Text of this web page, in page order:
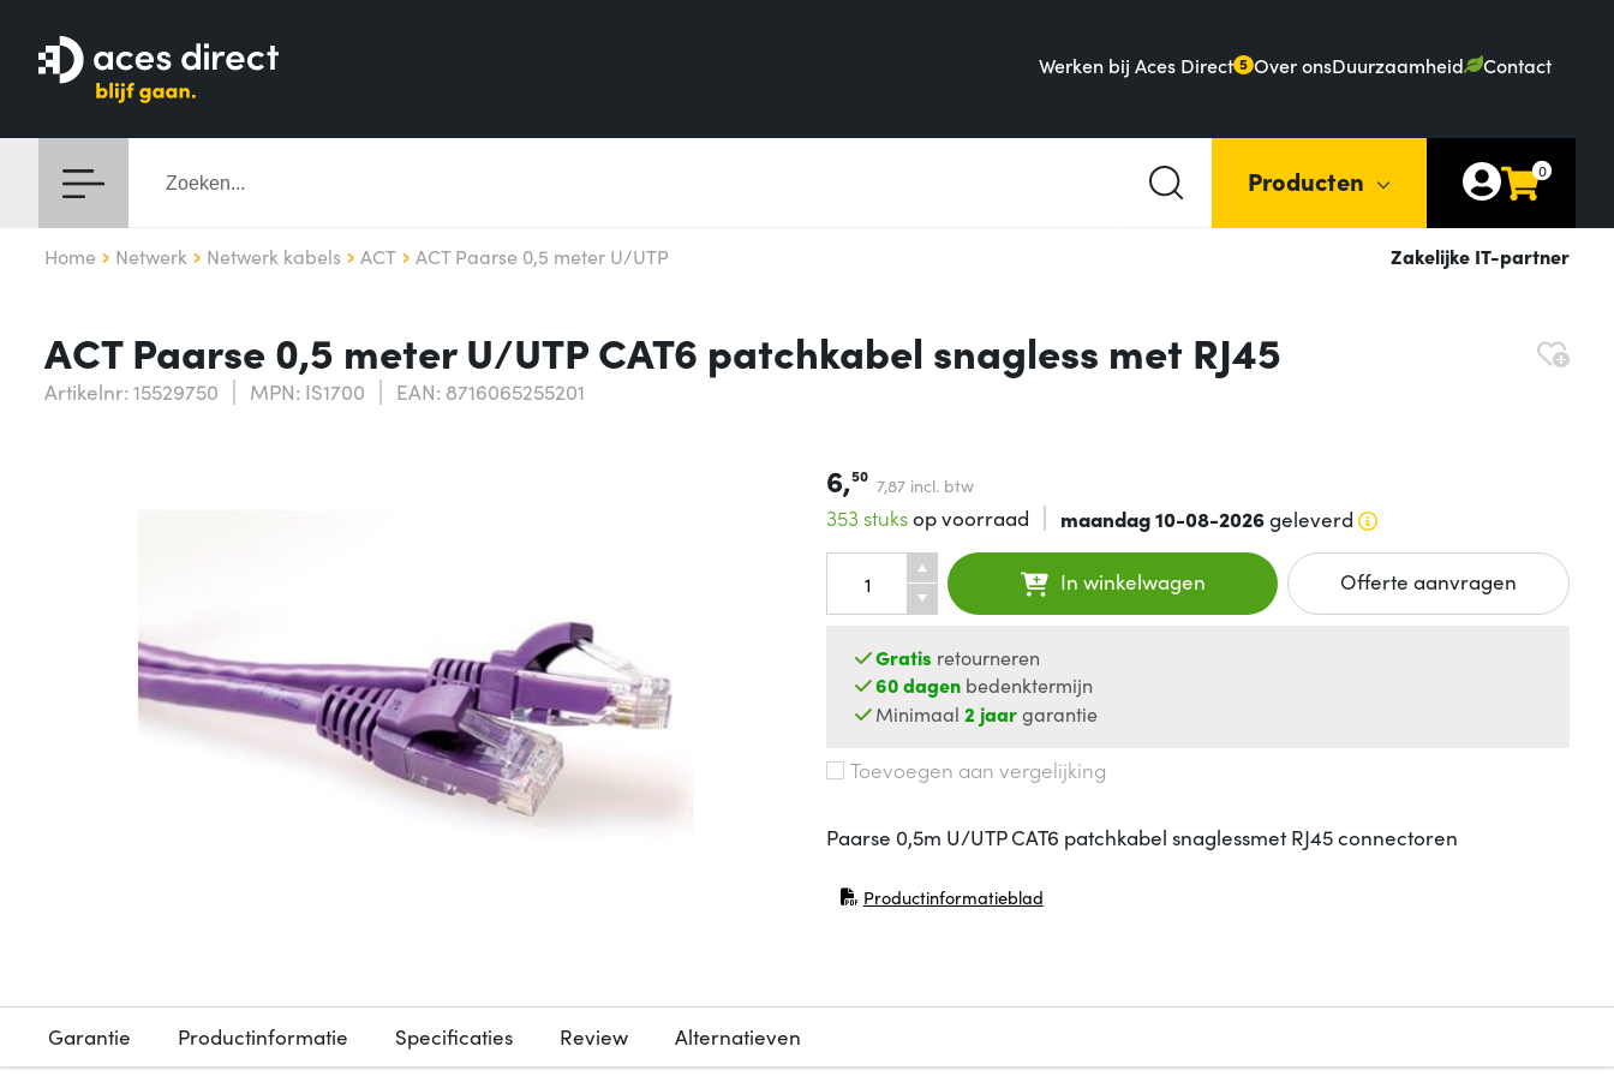
Werken bij Aces Direct 5 Over onsDuurzaamheid Contact
Producten 0
Home Netwerk Netwerk kabels ACT ACT Paarse 0,5 meter U/UTP Zakelijke IT-partner
ACT Paarse 0,5 meter U/UTP CAT6 patchkabel snagless met RJ45
Artikelnr: 15529750 MPN: IS1700 EAN: 8716065255201
6,50 7,87 incl. btw
353 stuksop voorraad maandag 10-08-2026geleverd
In winkelwagen Offerte aanvragen
Gratis retourneren
60 dagen bedenktermijn
Minimaal2 jaargarantie
Toevoegen aan vergelijking
Paarse 0,5m U/UTP CAT6 patchkabel snaglessmet RJ45 connectoren
Productinformatieblad
(opent in nieuw venster)
Garantie Productinformatie Specificaties Review Alternatieven